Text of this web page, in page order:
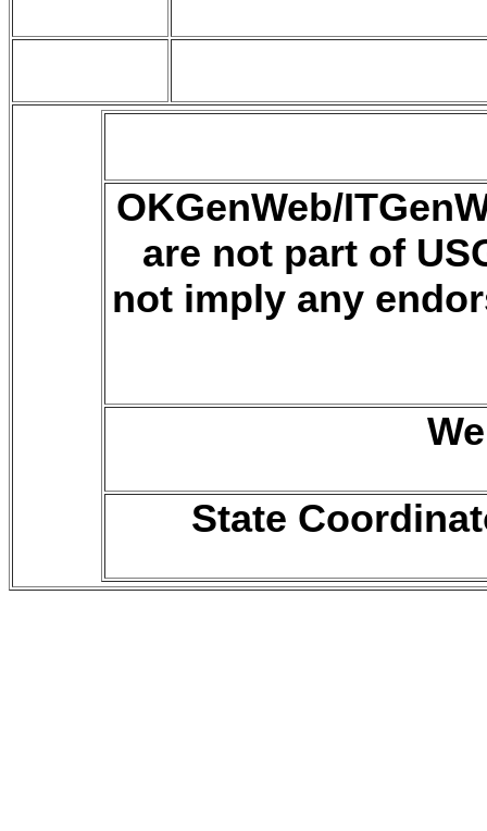
OKGenWeb/
are not part of
not imply any
State